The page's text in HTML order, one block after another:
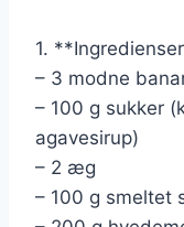
1.
– 3 modne
– 100 g sukker
agavesirup)
– 2 æg
– 100 g smeltet